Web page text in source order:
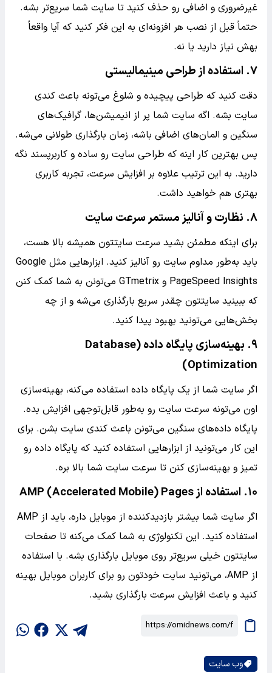
غیرضروری و اضافی رو حذف کنید تا سایت شما سریع‌تر بشه.
حتماً قبل از نصب هر افزونه‌ای به این فکر کنید که آیا واقعاً
بهش نیاز دارید یا نه.
۷. استفاده از طراحی مینیمالیستی
دقت کنید که طراحی پیچیده و شلوغ می‌تونه باعث کندی
سایت بشه. اگه سایت شما پر از انیمیشن‌ها، گرافیک‌های
سنگین و المان‌های اضافی باشه، زمان بارگذاری طولانی می‌شه.
پس بهترین کار اینه که طراحی سایت رو ساده و کاربرپسند نگه
دارید. به این ترتیب علاوه بر افزایش سرعت، تجربه کاربری
بهتری هم خواهید داشت.
۸. نظارت و آنالیز مستمر سرعت سایت
برای اینکه مطمئن بشید سرعت سایتتون همیشه بالا هست،
باید به‌طور مداوم سایت رو آنالیز کنید. ابزارهایی مثل Google
PageSpeed Insights و GTmetrix می‌تونن به شما کمک کنن
که ببینید سایتتون چقدر سریع بارگذاری می‌شه و از چه
بخش‌هایی می‌تونید بهبود پیدا کنید.
۹. بهینه‌سازی پایگاه داده (Database
Optimization)
اگر سایت شما از یک پایگاه داده استفاده می‌کنه، بهینه‌سازی
اون می‌تونه سرعت سایت رو به‌طور قابل‌توجهی افزایش بده.
پایگاه داده‌های سنگین می‌تونن باعث کندی سایت بشن. برای
این کار می‌تونید از ابزارهایی استفاده کنید که پایگاه داده رو
تمیز و بهینه‌سازی کنن تا سرعت سایت شما بالا بره.
۱۰. استفاده از AMP (Accelerated Mobile) Pages
اگر سایت شما بیشتر بازدیدکننده از موبایل داره، باید از AMP
استفاده کنید. این تکنولوژی به شما کمک می‌کنه تا صفحات
سایتتون خیلی سریع‌تر روی موبایل بارگذاری بشه. با استفاده
از AMP، می‌تونید سایت خودتون رو برای کاربران موبایل بهینه
کنید و باعث افزایش سرعت بارگذاری بشید.
وب سایت